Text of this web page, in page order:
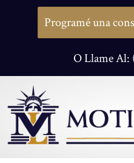
Programé una
O Llame Al: